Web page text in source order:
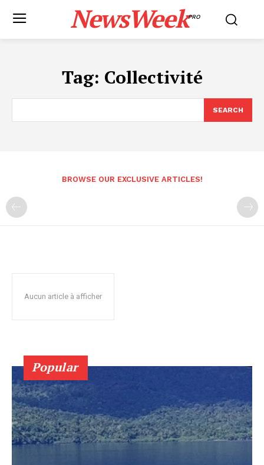
NewsWeekPRO
Tag: Collectivité
SEARCH
BROWSE OUR EXCLUSIVE ARTICLES!
Aucun article à afficher
Popular